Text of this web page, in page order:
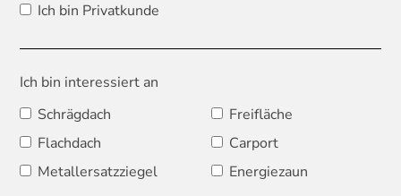
Ich bin Privatkunde
Ich bin interessiert an
Schrägdach
Freifläche
Flachdach
Carport
Metallersatzziegel
Energiezaun